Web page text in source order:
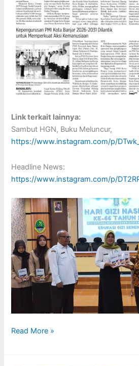
Link terkait lainnya:
Sambut HGN, Buku Meluncur,
https://www.instagram.com/p/
Headline News:
https://www.instagram.com/p/
Read More »